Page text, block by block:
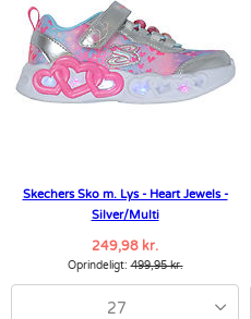
Skechers Sko m. Lys - Heart Jewels -
Silver/Multi
249,98 kr.
Oprindeligt:499,95 kr.
27